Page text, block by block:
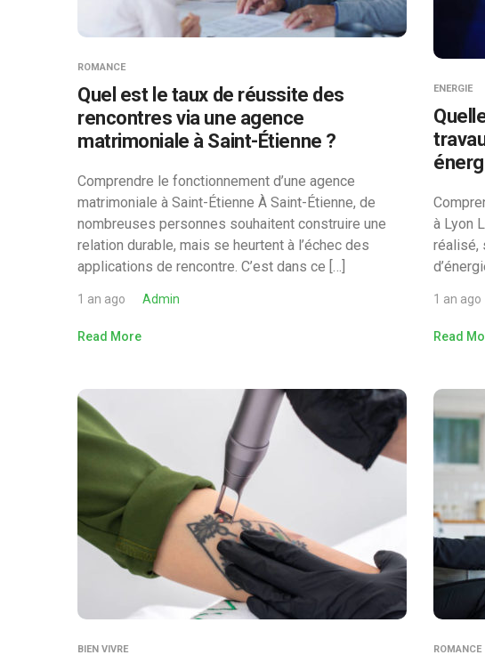
ROMANCE
Quel est le taux de réussite des
rencontres via une agence
matrimoniale à Saint-Étienne ?
Comprendre le fonctionnement d’une agence
matrimoniale à Saint-Étienne À Saint-Étienne, de
nombreuses personnes souhaitent construire une
relation durable, mais se heurtent à l’échec des
applications de rencontre. C’est dans ce […]
1 an ago Admin
Read More
ENERGIE
à Lyon
réalisé,
1 an ago
Read
BIEN VIVRE ROMANCE